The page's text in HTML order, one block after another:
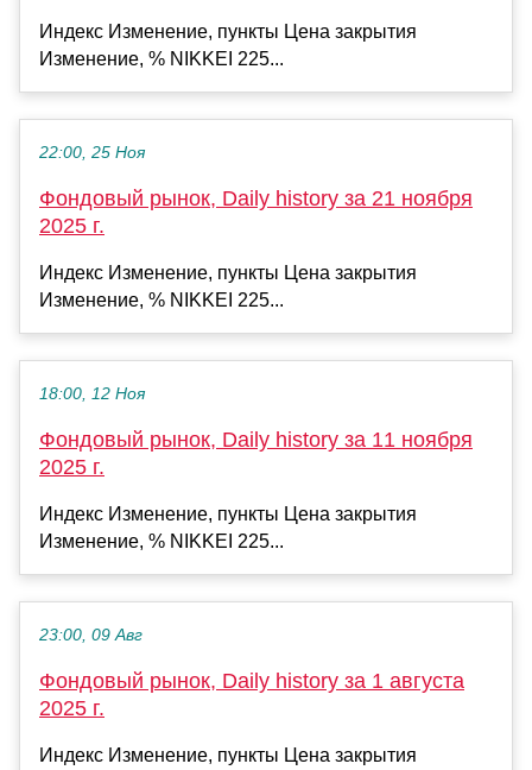
Индекс Изменение, пункты Цена закрытия
Изменение, % NIKKEI 225...
22:00, 25 Ноя
Фондовый рынок, Daily history за 21 ноября
2025 г.
Индекс Изменение, пункты Цена закрытия
Изменение, % NIKKEI 225...
18:00, 12 Ноя
Фондовый рынок, Daily history за 11 ноября
2025 г.
Индекс Изменение, пункты Цена закрытия
Изменение, % NIKKEI 225...
23:00, 09 Авг
Фондовый рынок, Daily history за 1 августа
2025 г.
Индекс Изменение, пункты Цена закрытия